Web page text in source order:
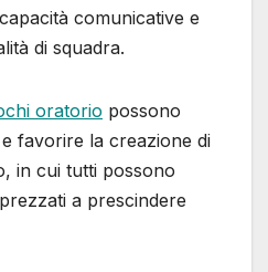
comunicative e
di squadra.
oratorio possono
favorire la creazione di
in cui tutti possono
a prescindere